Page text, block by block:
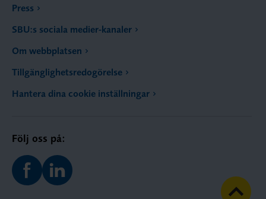
Press
SBU:s sociala medier-kanaler
Om webbplatsen
Tillgänglighetsredogörelse
Hantera dina cookie inställningar
Följ oss på: